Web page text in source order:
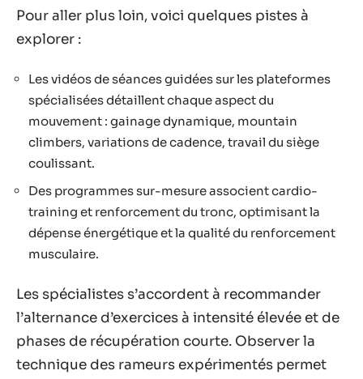
Pour aller plus loin, voici quelques pistes à
explorer :
Les vidéos de séances guidées sur les plateformes
spécialisées détaillent chaque aspect du
mouvement : gainage dynamique, mountain
climbers, variations de cadence, travail du siège
coulissant.
Des programmes sur-mesure associent cardio-
training et renforcement du tronc, optimisant la
dépense énergétique et la qualité du renforcement
musculaire.
Les spécialistes s’accordent à recommander
l’alternance d’exercices à intensité élevée et de
phases de récupération courte. Observer la
technique des rameurs expérimentés permet